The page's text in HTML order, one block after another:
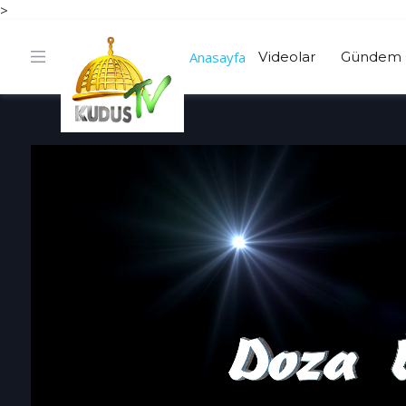
>
Anasayfa Videolar Gündem